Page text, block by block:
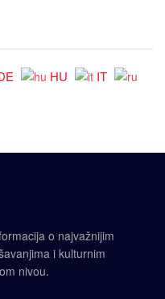
HU
IT
o najvažnijim
i kulturnim
nivou.